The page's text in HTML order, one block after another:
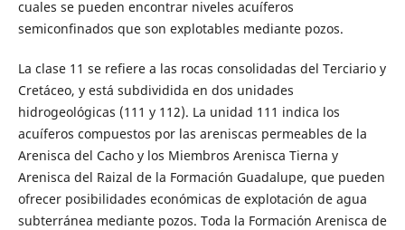
cuales se pueden encontrar niveles acuíferos
semiconfinados que son explotables mediante pozos.
La clase 11 se refiere a las rocas consolidadas del Terciario y
Cretáceo, y está subdividida en dos unidades
hidrogeológicas (111 y 112). La unidad 111 indica los
acuíferos compuestos por las areniscas permeables de la
Arenisca del Cacho y los Miembros Arenisca Tierna y
Arenisca del Raizal de la Formación Guadalupe, que pueden
ofrecer posibilidades económicas de explotación de agua
subterránea mediante pozos. Toda la Formación Arenisca de